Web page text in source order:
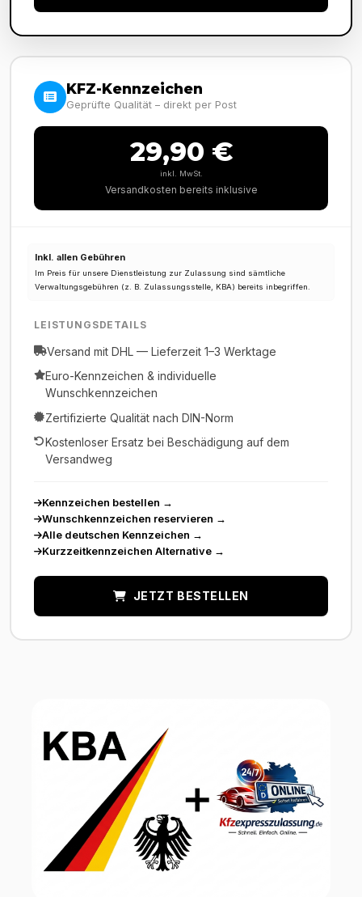
KFZ-Kennzeichen
Geprüfte Qualität – direkt per Post
29,90 €
inkl. MwSt.
Versandkosten bereits inklusive
Inkl. allen Gebühren
Im Preis für unsere Dienstleistung zur Zulassung sind sämtliche
Verwaltungsgebühren (z. B. Zulassungsstelle, KBA) bereits inbegriffen.
LEISTUNGSDETAILS
Versand mit DHL — Lieferzeit 1–3 Werktage
Euro-Kennzeichen & individuelle
Wunschkennzeichen
Zertifizierte Qualität nach DIN-Norm
Kostenloser Ersatz bei Beschädigung auf dem
Versandweg
Kennzeichen bestellen →
Wunschkennzeichen reservieren →
Alle deutschen Kennzeichen →
Kurzzeitkennzeichen Alternative →
JETZT BESTELLEN